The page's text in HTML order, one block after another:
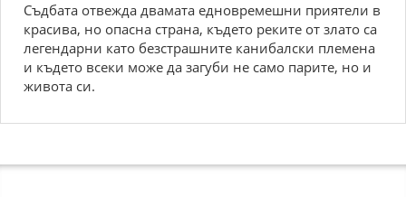
Съдбата отвежда двамата едновремешни приятели в
красива, но опасна страна, където реките от злато са
легендарни като безстрашните канибалски племена
и където всеки може да загуби не само парите, но и
живота си.